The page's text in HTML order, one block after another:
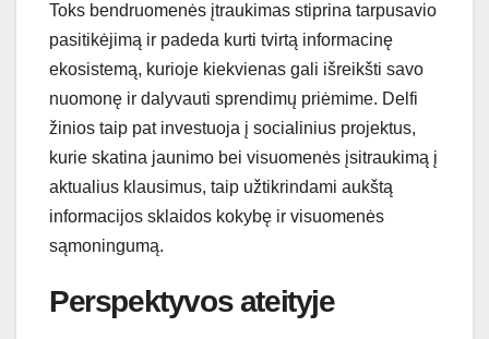
Toks bendruomenės įtraukimas stiprina tarpusavio
pasitikėjimą ir padeda kurti tvirtą informacinę
ekosistemą, kurioje kiekvienas gali išreikšti savo
nuomonę ir dalyvauti sprendimų priėmime. Delfi
žinios taip pat investuoja į socialinius projektus,
kurie skatina jaunimo bei visuomenės įsitraukimą į
aktualius klausimus, taip užtikrindami aukštą
informacijos sklaidos kokybę ir visuomenės
sąmoningumą.
Perspektyvos ateityje